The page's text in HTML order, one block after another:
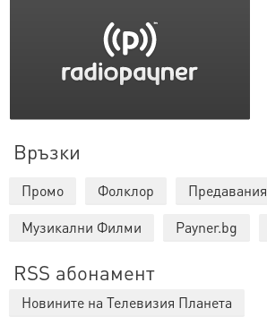
Връзки
Промо Фолклор
Предавания
Музикални Филми
Payner.bg
RSS абонамент
Новините на Телевизия Планета